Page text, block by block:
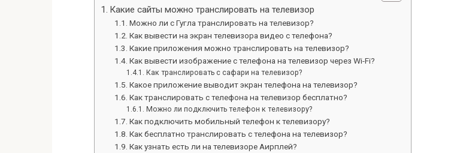
Какие сайты можно транслировать на телевизор
Можно ли с Гугла транслировать на телевизор?
Как вывести на экран телевизора видео с телефона?
Какие приложения можно транслировать на телевизор?
Как вывести изображение с телефона на телевизор через Wi-Fi?
Как транслировать с сафари на телевизор?
Какое приложение выводит экран телефона на телевизор?
Как транслировать с телефона на телевизор бесплатно?
Можно ли подключить телефон к телевизору?
Как подключить мобильный телефон к телевизору?
Как бесплатно транслировать с телефона на телевизор?
Как узнать есть ли на телевизоре Аирплей?